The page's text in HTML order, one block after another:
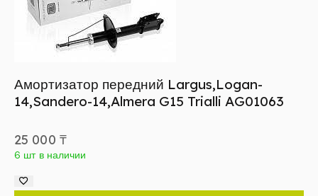
Амортизатор передний Largus,Logan-
14,Sandero-14,Almera G15 Trialli AG01063
25 000 ₸
6 шт в наличии